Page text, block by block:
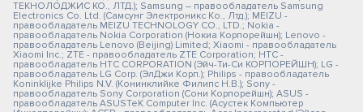
ТЕКНОЛОДЖИС КО., ЛТД.); Samsung – правообладатель Samsung
Electronics Co. Ltd. (Самсунг Электроникс Ко., Лтд.); MEIZU -
правообладатель MEIZU TECHNOLOGY CO., LTD.; Nokia -
правообладатель Nokia Corporation (Нокиа Корпорейшн); Lenovo -
правообладатель Lenovo (Beijing) Limited; Xiaomi - правообладатель
Xiaomi Inc.; ZTE - правообладатель ZTE Corporation; HTC -
правообладатель HTC CORPORATION (Эйч-Ти-Си КОРПОРЕЙШН); LG -
правообладатель LG Corp. (ЭлДжи Корп.); Philips - правообладатель
Koninklijke Philips N.V. (Конинклийке Филипс Н.В.); Sony -
правообладатель Sony Corporation (Сони Корпорейшн); ASUS -
правообладатель ASUSTeK Computer Inc. (Асустек Компьютер